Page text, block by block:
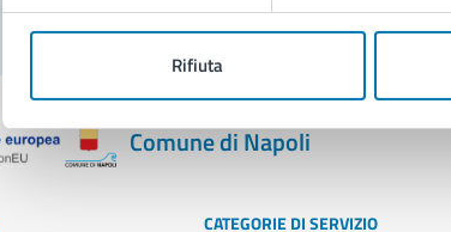
Rifiuta
Comune di Napoli
CATEGORIE DI SERVIZIO